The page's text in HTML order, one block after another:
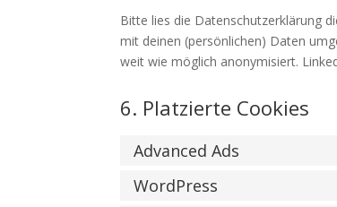
Bitte lies die Datenschutzerklärung
mit deinen (persönlichen) Daten
weit wie möglich anonymisiert.
6. Platzierte Cookies
Advanced Ads
WordPress